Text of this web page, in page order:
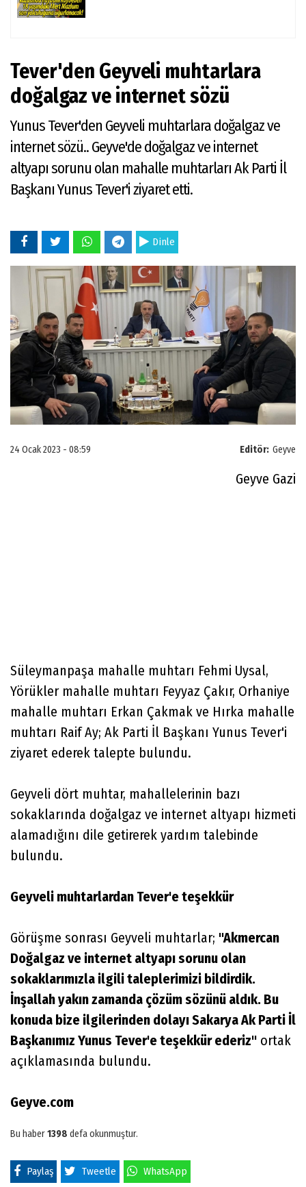
Tever'den Geyveli muhtarlara
doğalgaz ve internet sözü
Yunus Tever'den Geyveli muhtarlara doğalgaz ve
internet sözü.. Geyve'de doğalgaz ve internet
altyapı sorunu olan mahalle muhtarları Ak Parti İl
Başkanı Yunus Tever'i ziyaret etti.
Dinle
Editör: Geyve
24 Ocak 2023 - 08:59
Geyve Gazi
Süleymanpaşa mahalle muhtarı Fehmi Uysal,
Yörükler mahalle muhtarı Feyyaz Çakır, Orhaniye
mahalle muhtarı Erkan Çakmak ve Hırka mahalle
muhtarı Raif Ay; Ak Parti İl Başkanı Yunus Tever'i
ziyaret ederek talepte bulundu.
Geyveli dört muhtar, mahallelerinin bazı
sokaklarında doğalgaz ve internet altyapı hizmeti
alamadığını dile getirerek yardım talebinde
bulundu.
Geyveli muhtarlardan Tever'e teşekkür
Görüşme sonrası Geyveli muhtarlar; "Akmercan
Doğalgaz ve internet altyapı sorunu olan
sokaklarımızla ilgili taleplerimizi bildirdik.
İnşallah yakın zamanda çözüm sözünü aldık. Bu
konuda bize ilgilerinden dolayı Sakarya Ak Parti İl
Başkanımız Yunus Tever'e teşekkür ederiz" ortak
açıklamasında bulundu.
Geyve.com
Bu haber1398 defa okunmuştur.
Paylaş Tweetle WhatsApp